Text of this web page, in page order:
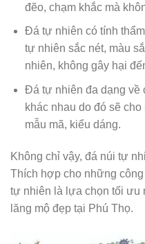
đẽo, chạm khắc mà
Đá tự nhiên có tính
tự nhiên sắc nét, màu
nhiên, không gây hại
Đá tự nhiên đa dạng về
khác nhau do đó sẽ
mẫu mã, kiểu dáng.
Không chỉ vậy, đá núi tự
Thích hợp cho những
tự nhiên là lựa chọn tối ưu
lăng mộ đẹp tại Phú Thọ.